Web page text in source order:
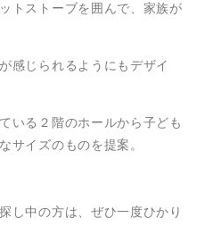
トストーブを囲んで、家族が
感じられるようにもデザイ
いる２階のホールから子ども
サイズのものを提案。
し中の方は、ぜひ一度ひかり